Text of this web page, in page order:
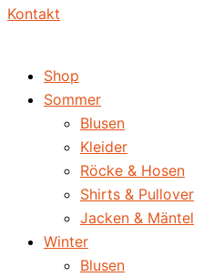
Kontakt
Shop
Sommer
Blusen
Kleider
Röcke & Hosen
Shirts & Pullover
Jacken & Mäntel
Winter
Blusen